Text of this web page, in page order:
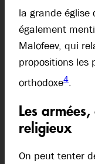
la grande église
également
Malofeev, qui
propositions les
orthodoxe4.
Les
religieux
On peut tenter